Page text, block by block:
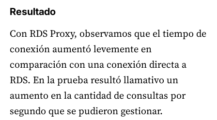
Resultado
Con RDS Proxy, observamos que el tiempo de
conexión aumentó levemente en
comparación con una conexión directa a
RDS. En la prueba resultó llamativo un
aumento en la cantidad de consultas por
segundo que se pudieron gestionar.